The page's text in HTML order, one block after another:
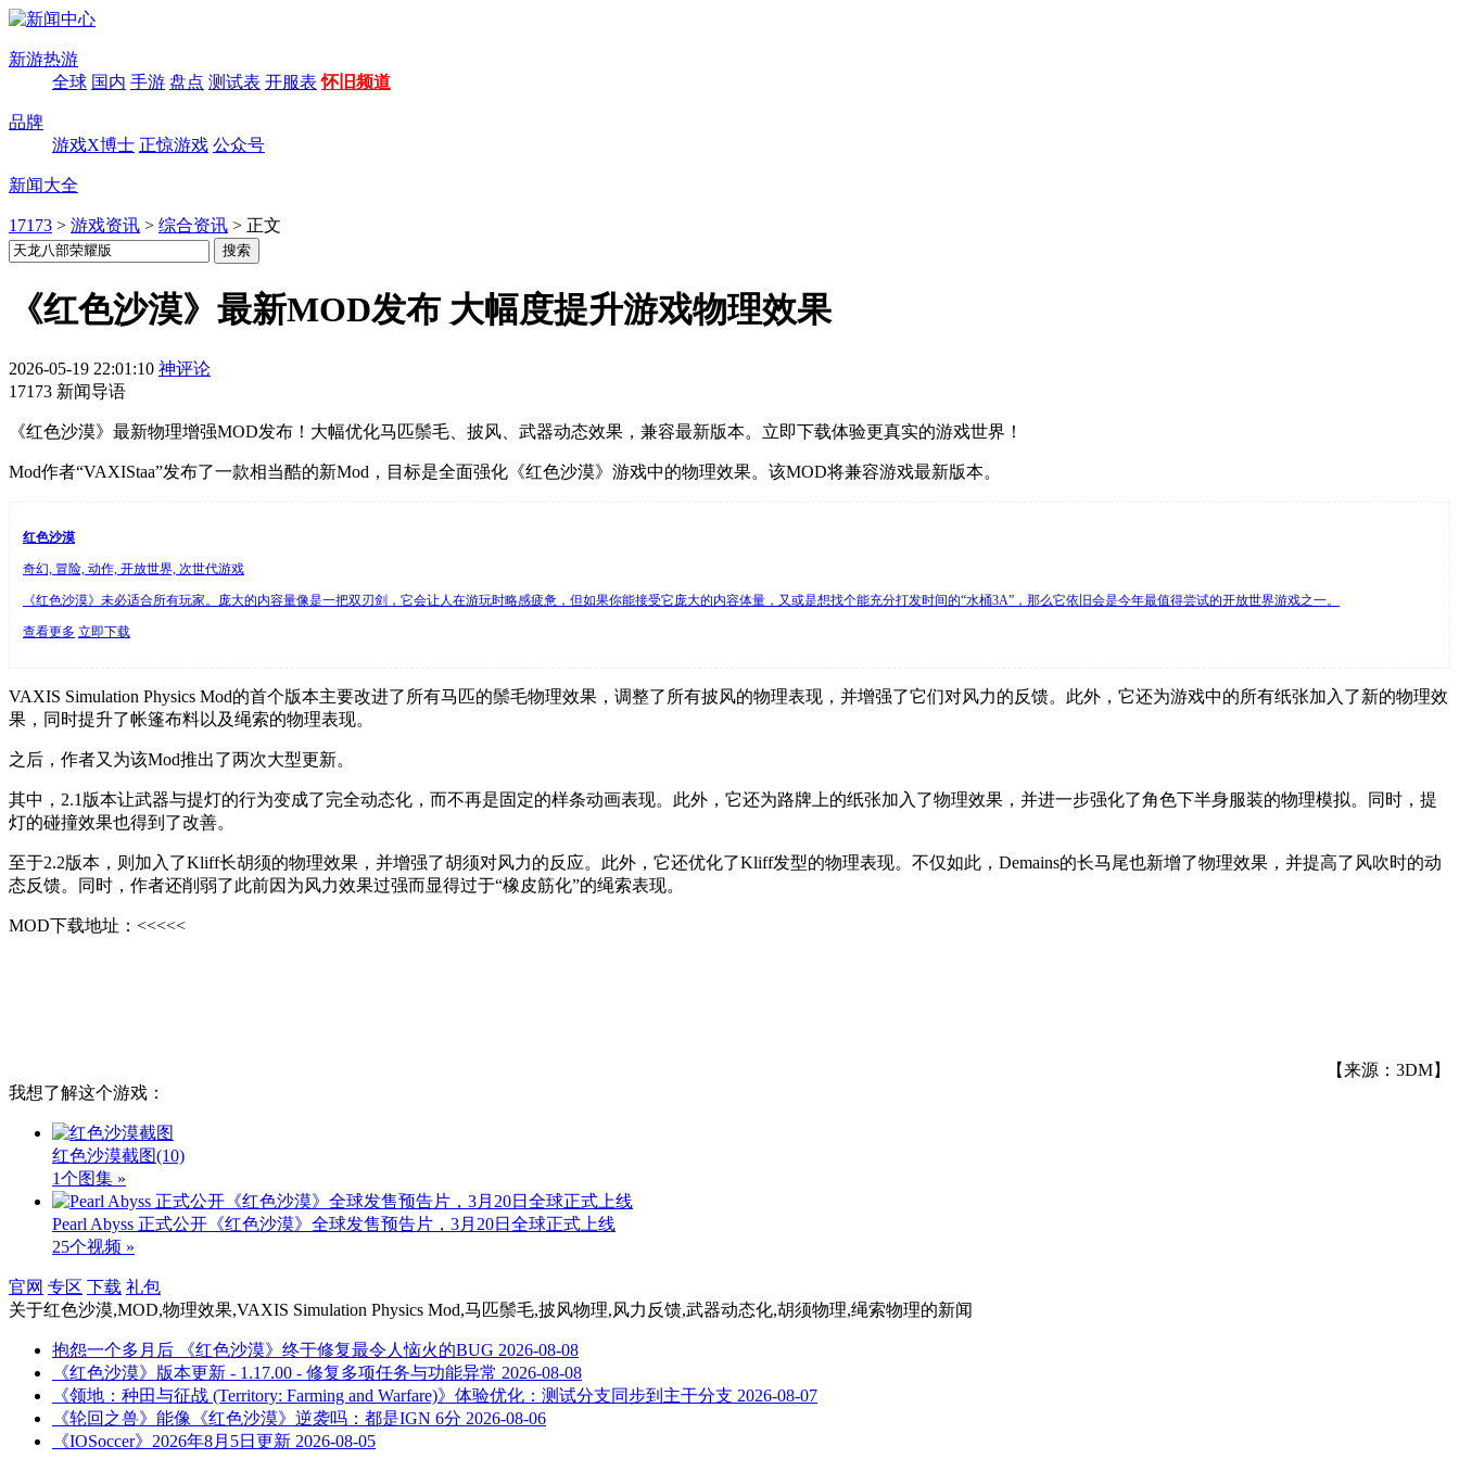
新游热游
全球 国内 手游 盘点 测试表 开服表 怀旧频道
品牌
游戏X博士 正惊游戏 公众号
新闻大全
17173 > 游戏资讯 > 综合资讯 > 正文
《红色沙漠》最新MOD发布 大幅度提升游戏物理效果
2026-05-19 22:01:10 神评论
17173 新闻导语
《红色沙漠》最新物理增强MOD发布！大幅优化马匹鬃毛、披风、武器动态效果，兼容最新版本。立即下载体验更真实的游戏世界！
Mod作者“VAXIStaa”发布了一款相当酷的新Mod，目标是全面强化《红色沙漠》游戏中的物理效果。该MOD将兼容游戏最新版本。
红色沙漠
奇幻, 冒险, 动作, 开放世界, 次世代游戏
《红色沙漠》未必适合所有玩家。庞大的内容量像是一把双刃剑，它会让人在游玩时略感疲惫，但如果你能接受它庞大的内容体量，又或是想找个能充分打发时间的“水桶3A”，那么它依旧会是今年最值得尝试的开放世界游戏之一。
查看更多 立即下载
VAXIS Simulation Physics Mod的首个版本主要改进了所有马匹的鬃毛物理效果，调整了所有披风的物理表现，并增强了它们对风力的反馈。此外，它还为游戏中的所有纸张加入了新的物理效
果，同时提升了帐篷布料以及绳索的物理表现。
之后，作者又为该Mod推出了两次大型更新。
其中，2.1版本让武器与提灯的行为变成了完全动态化，而不再是固定的样条动画表现。此外，它还为路牌上的纸张加入了物理效果，并进一步强化了角色下半身服装的物理模拟。同时，提
灯的碰撞效果也得到了改善。
至于2.2版本，则加入了Kliff长胡须的物理效果，并增强了胡须对风力的反应。此外，它还优化了Kliff发型的物理表现。不仅如此，Demains的长马尾也新增了物理效果，并提高了风吹时的动
态反馈。同时，作者还削弱了此前因为风力效果过强而显得过于“橡皮筋化”的绳索表现。
MOD下载地址：<<<<<
【来源：3DM】
我想了解这个游戏：
红色沙漠截图(10)
1个图集 »
Pearl Abyss 正式公开《红色沙漠》全球发售预告片，3月20日全球正式上线
25个视频 »
官网 专区 下载 礼包
关于红色沙漠,MOD,物理效果,VAXIS Simulation Physics Mod,马匹鬃毛,披风物理,风力反馈,武器动态化,胡须物理,绳索物理的新闻
抱怨一个多月后 《红色沙漠》终于修复最令人恼火的BUG 2026-08-08
《红色沙漠》版本更新 - 1.17.00 - 修复多项任务与功能异常 2026-08-08
《领地：种田与征战 (Territory: Farming and Warfare)》体验优化：测试分支同步到主干分支 2026-08-07
《轮回之兽》能像《红色沙漠》逆袭吗：都是IGN 6分 2026-08-06
《IOSoccer》2026年8月5日更新 2026-08-05